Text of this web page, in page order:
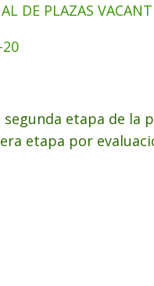
DE PLAZAS
20
etapa de la
etapa por